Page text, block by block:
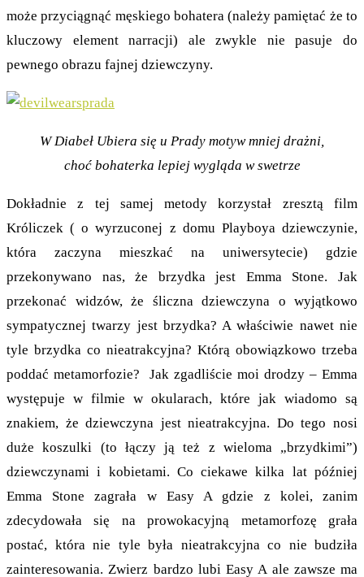
może przyciągnąć męskiego bohatera (należy pamiętać że to
kluczowy element narracji) ale zwykle nie pasuje do
pewnego obrazu fajnej dziewczyny.
W Diabeł Ubiera się u Prady motyw mniej drażni,
choć bohaterka lepiej wygląda w swetrze
Dokładnie z tej samej metody korzystał zresztą film
Króliczek ( o wyrzuconej z domu Playboya dziewczynie,
która zaczyna mieszkać na uniwersytecie) gdzie
przekonywano nas, że brzydka jest Emma Stone. Jak
przekonać widzów, że śliczna dziewczyna o wyjątkowo
sympatycznej twarzy jest brzydka? A właściwie nawet nie
tyle brzydka co nieatrakcyjna? Którą obowiązkowo trzeba
poddać metamorfozie? Jak zgadliście moi drodzy – Emma
występuje w filmie w okularach, które jak wiadomo są
znakiem, że dziewczyna jest nieatrakcyjna. Do tego nosi
duże koszulki (to łączy ją też z wieloma „brzydkimi”)
dziewczynami i kobietami. Co ciekawe kilka lat później
Emma Stone zagrała w Easy A gdzie z kolei, zanim
zdecydowała się na prowokacyjną metamorfozę grała
postać, która nie tyle była nieatrakcyjna co nie budziła
zainteresowania. Zwierz bardzo lubi Easy A ale zawsze ma